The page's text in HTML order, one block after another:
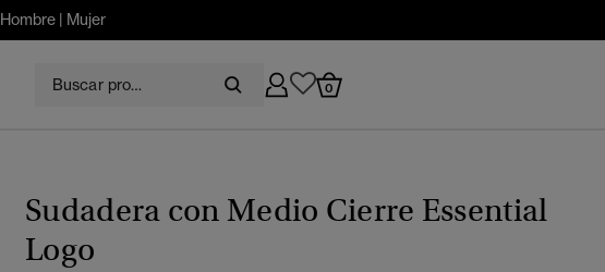
Hombre | Mujer
0
Sudadera con Medio Cierre Essential
Logo